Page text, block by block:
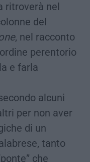
ritroverà nel
del
, nel racconto
perentorio
e farla
alcuni
per non aver
di un
tanto
che